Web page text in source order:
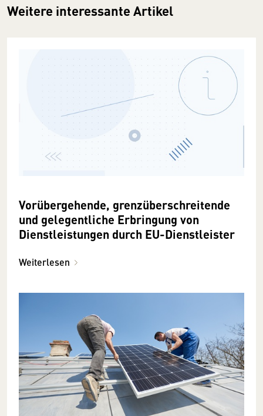
Weitere interessante Artikel
Vorübergehende, grenzüberschreitende
und gelegentliche Erbringung von
Dienstleistungen durch EU-Dienstleister
Weiterlesen